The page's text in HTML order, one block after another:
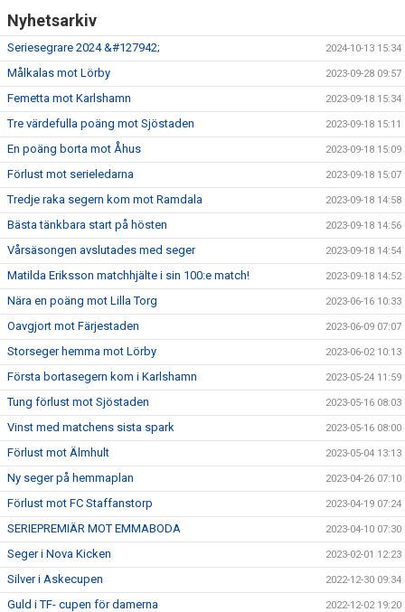
Nyhetsarkiv
Seriesegrare 2024 &#127942; 2024-10-13 15:34
Målkalas mot Lörby 2023-09-28 09:57
Femetta mot Karlshamn 2023-09-18 15:34
Tre värdefulla poäng mot Sjöstaden 2023-09-18 15:11
En poäng borta mot Åhus 2023-09-18 15:09
Förlust mot serieledarna 2023-09-18 15:07
Tredje raka segern kom mot Ramdala 2023-09-18 14:58
Bästa tänkbara start på hösten 2023-09-18 14:56
Vårsäsongen avslutades med seger 2023-09-18 14:54
Matilda Eriksson matchhjälte i sin 100:e match! 2023-09-18 14:52
Nära en poäng mot Lilla Torg 2023-06-16 10:33
Oavgjort mot Färjestaden 2023-06-09 07:07
Storseger hemma mot Lörby 2023-06-02 10:13
Första bortasegern kom i Karlshamn 2023-05-24 11:59
Tung förlust mot Sjöstaden 2023-05-16 08:03
Vinst med matchens sista spark 2023-05-16 08:00
Förlust mot Älmhult 2023-05-04 13:13
Ny seger på hemmaplan 2023-04-26 07:10
Förlust mot FC Staffanstorp 2023-04-19 07:24
SERIEPREMIÄR MOT EMMABODA 2023-04-10 07:30
Seger i Nova Kicken 2023-02-01 12:23
Silver i Askecupen 2022-12-30 09:34
Guld i TF- cupen för damerna 2022-12-02 19:20